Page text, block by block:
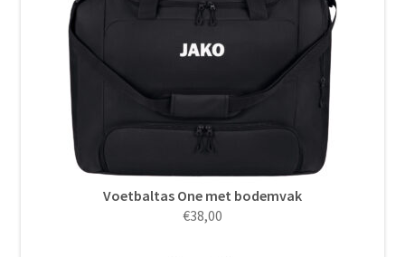
Voetbaltas One met bodemvak
€38,00